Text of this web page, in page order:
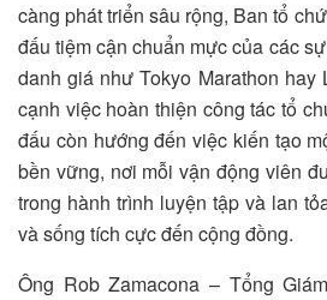
càng phát triển sâu rộng, Ban tổ
đấu tiệm cận chuẩn mực của các
danh giá như Tokyo Marathon hay
cạnh việc hoàn thiện công tác tổ
đấu còn hướng đến việc kiến tạo
bền vững, nơi mỗi vận động viên
trong hành trình luyện tập và lan
và sống tích cực đến cộng đồng.
Ông Rob Zamacona – Tổng